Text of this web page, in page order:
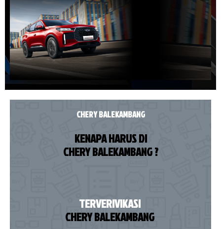
CHERY BALEKAMBANG
KENAPA HARUS DI
CHERY BALEKAMBANG ?
TERVERIVIKASI
CHERY BALEKAMBANG